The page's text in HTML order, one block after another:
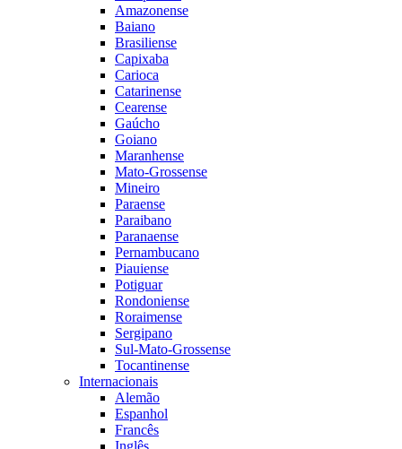
Amazonense
Baiano
Brasiliense
Capixaba
Carioca
Catarinense
Cearense
Gaúcho
Goiano
Maranhense
Mato-Grossense
Mineiro
Paraense
Paraibano
Paranaense
Pernambucano
Piauiense
Potiguar
Rondoniense
Roraimense
Sergipano
Sul-Mato-Grossense
Tocantinense
Internacionais
Alemão
Espanhol
Francês
Inglês